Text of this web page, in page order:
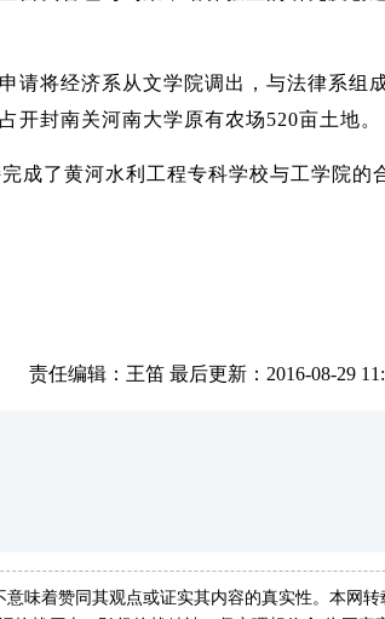
请将经济系从文学院调出，与法律系组
封南关河南大学原有农场520亩土地。
成了黄河水利工程专科学校与工学院的
责任编辑：王笛 最后更新：2016-08-29
味着赞同其观点或证实其内容的真实性。本网转